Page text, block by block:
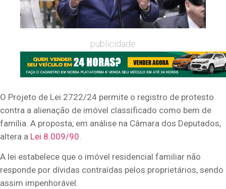
publicidade
O Projeto de Lei 2722/24 permite o registro de protesto
contra a alienação de imóvel classificado como bem de
família. A proposta, em análise na Câmara dos Deputados,
altera a Lei 8.009/90
A lei estabelece que o imóvel residencial familiar não
responde por dívidas contraídas pelos proprietários, sendo
assim impenhorável.